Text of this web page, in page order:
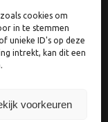
cookies om
in te stemmen
unieke ID's op deze
intrekt, kan dit een
voorkeuren